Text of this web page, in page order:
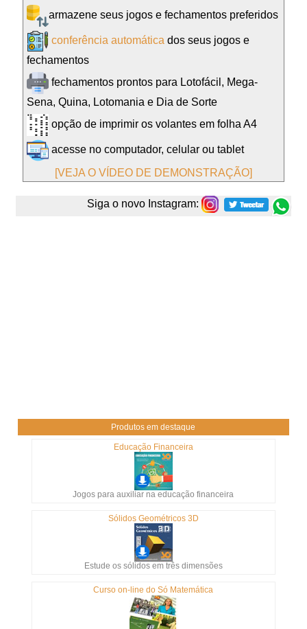
armazene seus jogos e fechamentos preferidos
conferência automática dos seus jogos e
fechamentos
fechamentos prontos para Lotofácil, Mega-
Sena, Quina, Lotomania e Dia de Sorte
opção de imprimir os volantes em folha A4
acesse no computador, celular ou tablet
[VEJA O VÍDEO DE DEMONSTRAÇÃO]
Siga o novo Instagram:
Produtos em destaque
Educação Financeira
Jogos para auxiliar na educação financeira
Sólidos Geométricos 3D
Estude os sólidos em três dimensões
Curso on-line do Só Matemática